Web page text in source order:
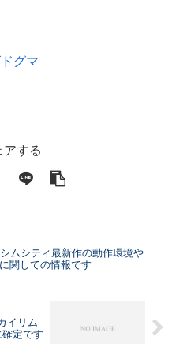
グマ
アする
ムシティ最新作の動作環境や
関しての情報です
イリム
定です